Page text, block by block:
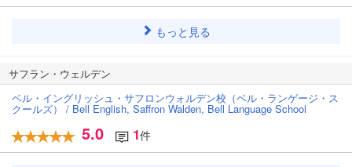
もっと見る
サフラン・ウェルデン
ベル・イングリッシュ・サフロンウォルデン校（ベル・ランゲージ・ス
クールズ） / Bell English, Saffron Walden, Bell Language School
5.0 1件